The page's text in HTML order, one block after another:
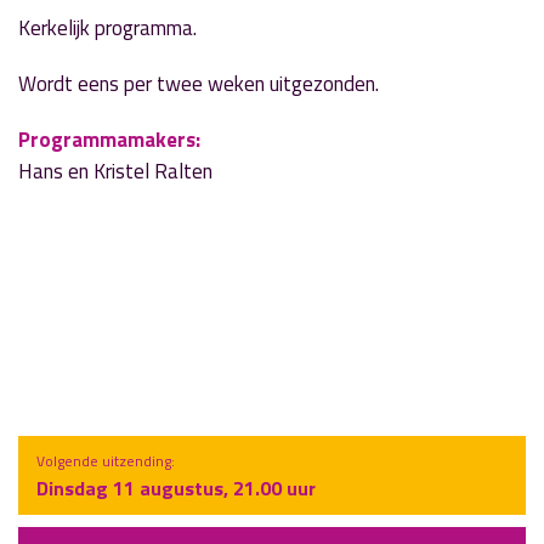
Kerkelijk programma.
Wordt eens per twee weken uitgezonden.
Programmamakers:
Hans en Kristel Ralten
Volgende uitzending:
Dinsdag 11 augustus, 21.00 uur